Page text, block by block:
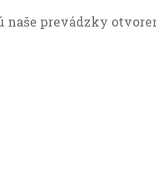
naše prevádzky